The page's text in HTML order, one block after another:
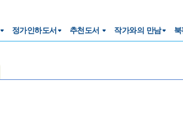
정가인하도서 추천도서 작가와의 만남